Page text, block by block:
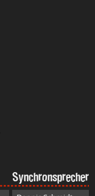
Synchronsprecher